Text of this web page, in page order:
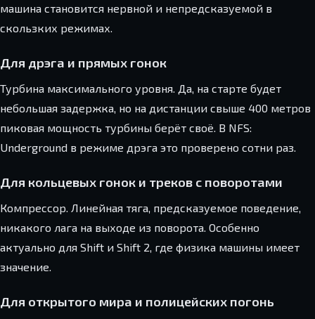
машина становится нервной и непредсказуемой в
скользких режимах.
Для дрэга и прямых гонок
Турбина максимального уровня. Да, на старте будет
небольшая задержка, но на дистанции свыше 400 метров
пиковая мощность турбины берёт своё. В NFS:
Underground в режиме дрэга это проверено сотни раз.
Для кольцевых гонок и треков с поворотами
Компрессор. Линейная тяга, предсказуемое поведение,
никакого лага на выходе из поворота. Особенно
актуально для Shift и Shift 2, где физика машины имеет
значение.
Для открытого мира и полицейских погонь